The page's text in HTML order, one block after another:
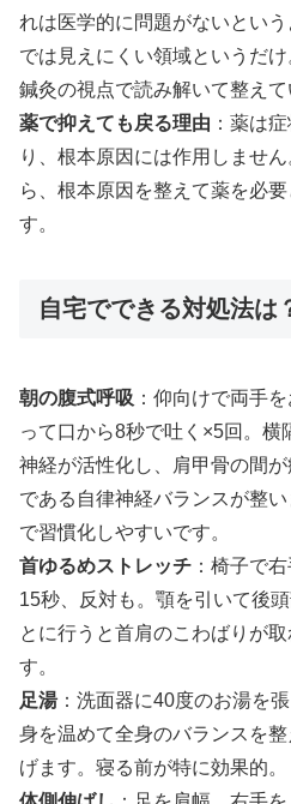
れは医学的に問題がないとい
では見えにくい領域というだ
鍼灸の視点で読み解いて整えて
薬で抑えても戻る理由 ：薬は
り、根本原因には作用しませ
ら、根本原因を整えて薬を必
す。
自宅でできる対処法は
朝の腹式呼吸 ：仰向けで両手
って口から8秒で吐く×5回。横
神経が活性化し、肩甲骨の間
である自律神経バランスが整
で習慣化しやすいです。
首ゆるめストレッチ ：椅子で
15秒、反対も。顎を引いて後
とに行うと首肩のこわばりが
す。
足湯：洗面器に40度のお湯を
身を温めて全身のバランスを
げます。寝る前が特に効果的。